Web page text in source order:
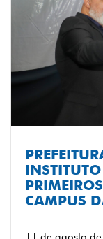
CAMPUS